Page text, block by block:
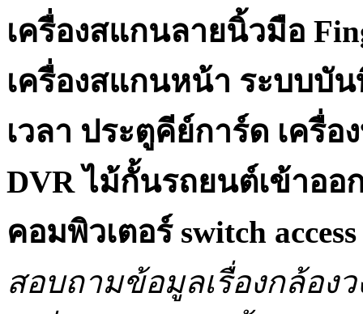
เครื่องสแกนลายนิ้วมือ
เครื่องสแกนหน้า ระบบบัน
เวลา ประตูคีย์การ์ด เครื่
DVR ไม้กั้นรถยนต์เข้าออ
คอมพิวเตอร์ switch
สอบถามข้อมูลเรื่องกล้อง